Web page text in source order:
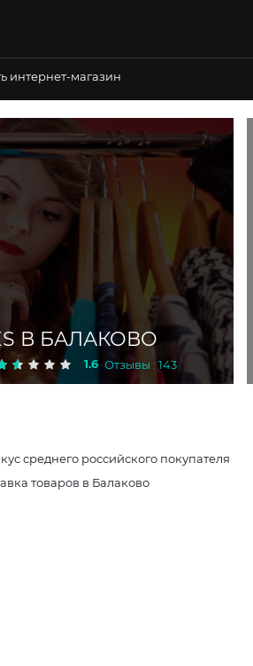
интернет-магазин
В БАЛАКОВО
1.6 Отзывы : 143
среднего российского покупателя
товаров в Балаково